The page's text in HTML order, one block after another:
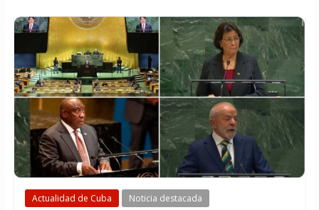
Actualidad de Cuba Noticia destacada